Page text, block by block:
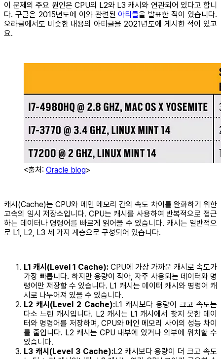
이 문제의 주요 원인은 CPU의 L2와 L3 캐시와 연관되어 있다고 합니
다. 구글은 2015년도에 이와 관련된아티클을 발표한 적이 있습니다.
오라클에서도 비슷한 내용의 아티클을 2021년도에 게시한 적이 있고
요.
<출처: Oracle blog>
캐시(Cache)는 CPU와 메인 메모리 간의 속도 차이를 완화하기 위한
고속의 임시 저장소입니다. CPU는 캐시를 사용하여 반복적으로 접근
하는 데이터나 명령어를 빠르게 읽어올 수 있습니다. 캐시는 일반적으
로 L1, L2, L3 세 가지 계층으로 구성되어 있습니다.
L1 캐시(Level 1 Cache): CPU에 가장 가까운 캐시로 속도가
가장 빠릅니다. 하지만 용량이 작아, 자주 사용되는 데이터와 명
령어만 저장할 수 있습니다. L1 캐시는 데이터 캐시와 명령어 캐
시로 나누어져 있을 수 있습니다.
L2 캐시(Level 2 Cache):L1 캐시보다 용량이 크고 속도는
다소 느린 캐시입니다. L2 캐시는 L1 캐시에서 찾지 못한 데이
터와 명령어를 저장하며, CPU와 메인 메모리 사이의 성능 차이
를 줄입니다. L2 캐시는 CPU 내부에 있거나 외부에 위치할 수
있습니다.
L3 캐시(Level 3 Cache):L2 캐시보다 용량이 더 크고 속도